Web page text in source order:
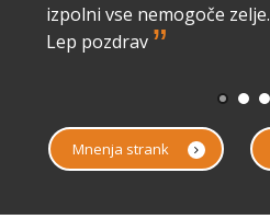
izpolni vse nemogoče zelje.
Lep pozdrav ”
Mnenja strank